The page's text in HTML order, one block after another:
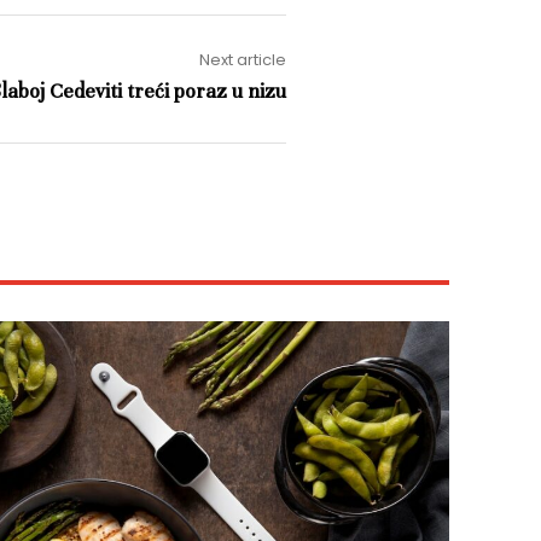
Next article
Cedeviti treći poraz u nizu